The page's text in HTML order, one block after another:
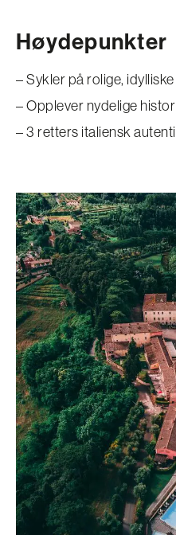
Høydepunkter
– Sykler på rolige,
– Opplever nydelige
– 3 retters italiensk